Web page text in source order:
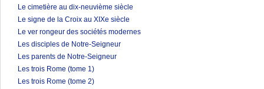
Le cimetière au dix-neuvième siècle
Le signe de la Croix au XIXe siècle
Le ver rongeur des sociétés modernes
Les disciples de Notre-Seigneur
Les parents de Notre-Seigneur
Les trois Rome (tome 1)
Les trois Rome (tome 2)